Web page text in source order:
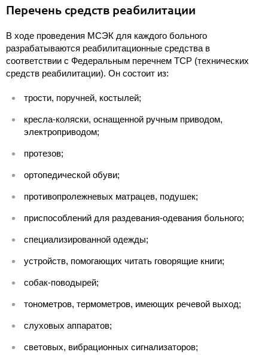
Перечень средств реабилитации
В ходе проведения МСЭК для каждого больного
разрабатываются реабилитационные средства в
соответствии с Федеральным перечнем ТСР (технических
средств реабилитации). Он состоит из:
трости, поручней, костылей;
кресла-коляски, оснащенной ручным приводом,
электроприводом;
протезов;
ортопедической обуви;
противопролежневых матрацев, подушек;
приспособлений для раздевания-одевания больного;
специализированной одежды;
устройств, помогающих читать говорящие книги;
собак-поводырей;
тонометров, термометров, имеющих речевой выход;
слуховых аппаратов;
световых, вибрационных сигнализаторов;